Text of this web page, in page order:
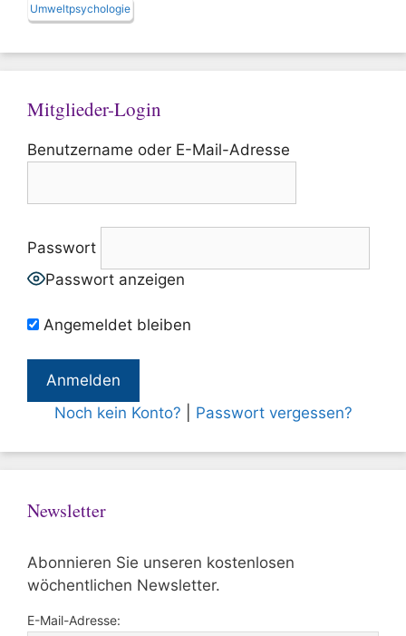
Umweltpsychologie
Mitglieder-Login
Benutzername oder E-Mail-Adresse
Passwort
Passwort anzeigen
Angemeldet bleiben
Noch kein Konto? Passwort vergessen?
Newsletter
Abonnieren Sie unseren kostenlosen
wöchentlichen Newsletter.
E-Mail-Adresse: